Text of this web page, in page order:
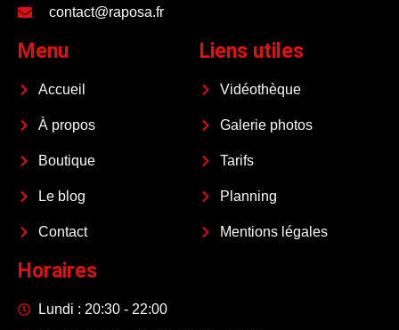
contact@raposa.fr
Menu
Accueil
À propos
Boutique
Le blog
Contact
Liens utiles
Vidéothèque
Galerie photos
Tarifs
Planning
Mentions légales
Horaires
Lundi : 20:30 - 22:00